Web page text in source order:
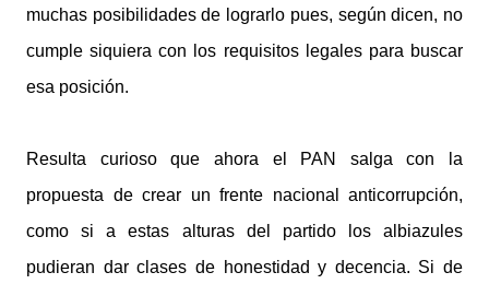
muchas posibilidades de lograrlo pues, según dicen, no
cumple siquiera con los requisitos legales para buscar
esa posición.
Resulta curioso que ahora el PAN salga con la
propuesta de crear un frente nacional anticorrupción,
como si a estas alturas del partido los albiazules
pudieran dar clases de honestidad y decencia. Si de